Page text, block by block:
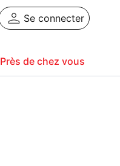
Se connecter
Près de chez vous